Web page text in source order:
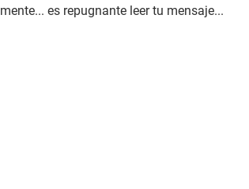
es repugnante leer tu mensaje...